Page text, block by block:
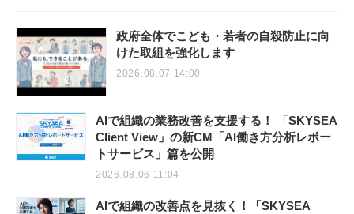
政府全体でこども・若者の自殺防止に向
けた取組を強化します
2026.08.07 14:00
AIで組織の業務改善を支援する！ 「SKYSEA
Client View」の新CM「AI働き方分析レポー
トサービス」篇を公開
2026.08.06 11:04
AIで組織の改善点を見抜く！「SKYSEA